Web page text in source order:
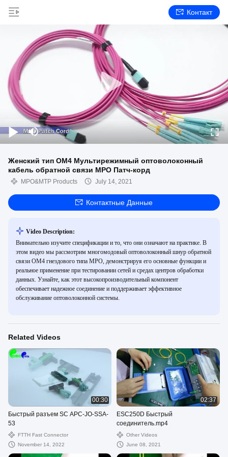
Контакт
Женский тип OM4 Мультирежимный оптоволоконный
кабель обратной связи MPO Патч-корд
MPO&MTP Products July 14, 2021
Контактные Данные
Video Description:
Внимательно изучите спецификации и то, что они означают на практике. В
этом видео мы рассмотрим многомодовый оптоволоконный шнур обратной
связи OM4 гнездового типа MPO, демонстрируя его основные функции и
реальное применение при тестировании сетей и средах центров обработки
данных. Узнайте, как этот высокопроизводительный компонент
обеспечивает надежное соединение и поддерживает эффективное
обслуживание оптоволоконной системы.
Related Videos
00:30
Быстрый разъем SC APC-JO-SSA-
53
FTTH Fast Connector
November 14, 2022
02:37
ESC250D Быстрый
соединитель.mp4
Other Videos
June 08, 2021